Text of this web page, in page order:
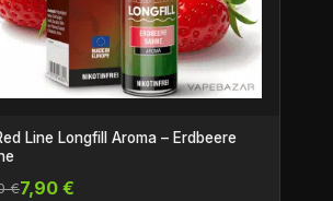
Line Longfill Aroma – Erdbeere
€7,90 €